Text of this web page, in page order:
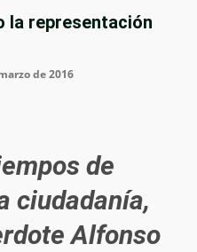
la representación
de 2016
de
ciudadanía,
Alfonso